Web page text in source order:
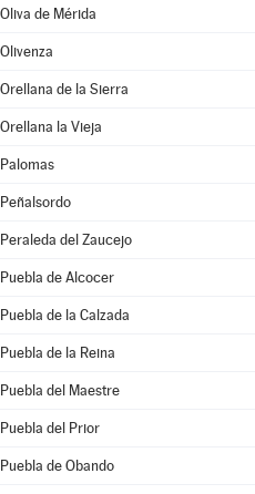
Oliva de Mérida
Olivenza
Orellana de la Sierra
Orellana la Vieja
Palomas
Peñalsordo
Peraleda del Zaucejo
Puebla de Alcocer
Puebla de la Calzada
Puebla de la Reina
Puebla del Maestre
Puebla del Prior
Puebla de Obando